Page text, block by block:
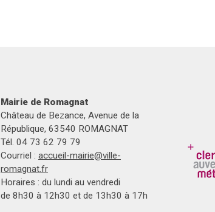
Mairie de Romagnat
Château de Bezance, Avenue de la
République, 63540 ROMAGNAT
Tél. 04 73 62 79 79
Courriel : accueil-mairie@ville-
romagnat.fr
Horaires : du lundi au vendredi
de 8h30 à 12h30 et de 13h30 à 17h